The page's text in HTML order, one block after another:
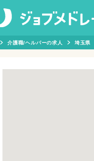
介護職/ヘルパーの求人 埼玉県